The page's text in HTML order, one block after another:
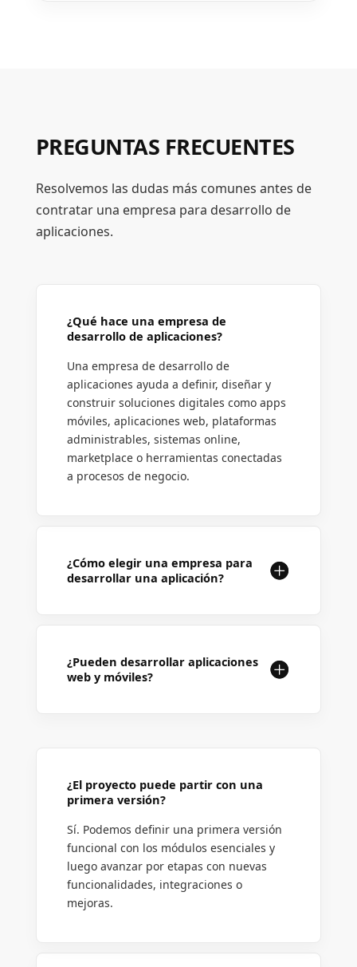
PREGUNTAS FRECUENTES
Resolvemos las dudas más comunes antes de
contratar una empresa para desarrollo de
aplicaciones.
¿Qué hace una empresa de
desarrollo de aplicaciones?
Una empresa de desarrollo de
aplicaciones ayuda a definir, diseñar y
construir soluciones digitales como apps
móviles, aplicaciones web, plataformas
administrables, sistemas online,
marketplace o herramientas conectadas
a procesos de negocio.
¿Cómo elegir una empresa para
desarrollar una aplicación?
¿Pueden desarrollar aplicaciones
web y móviles?
¿El proyecto puede partir con una
primera versión?
Sí. Podemos definir una primera versión
funcional con los módulos esenciales y
luego avanzar por etapas con nuevas
funcionalidades, integraciones o
mejoras.